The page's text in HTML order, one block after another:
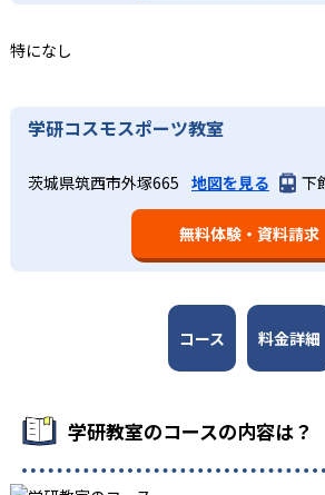
る。「自分から進んで学習する」姿勢や
している。
03
週2回の教室学習と毎日の家庭学習
学研教室では、週2回の教室学習と毎日
習）の相乗効果を活かす形で生徒の学力
回の教室学習において指導者は、生徒の
ら学習指導と学習管理を実施。教室学習
に自宅学習用の教材も提供し、学習の
を図っている。進度が早い子供は先取り
家庭学習で学習させている。そのため、
長時間の勉強が苦手な
学研教室では、小学生については、1回
50分程度と設定している。この時間設
して学習できる時間が通常「学年×10
れていることに由来するものだ。この限
ても学習の効果は上がらないと学研教室
時間学習よりくり返し学習の効果を重視
出典：
学研教室が持つ最大のメリットは、学研
ウを結集して制作した学習教材を使用し
教材は、学習指導要領の内容を全てカバ
の勉強がよくわかるというもの。基礎か
固めから先取り学習まで対応している。
すると共に、幼児・小学校低学年から外
も対応。中学校英語の準備や高校入試向
学研教室の先生は、研修会や勉強会で日
鑽している。「子どもたちに学ぶ喜びを
きる力を」という理念のもとで生徒一
特になし
学研コスモスポーツ教室
茨城県筑西市外塚665 地図を見る 下
無料体験・資料請求
コース 料金詳細
学研教室のコースの内容は？